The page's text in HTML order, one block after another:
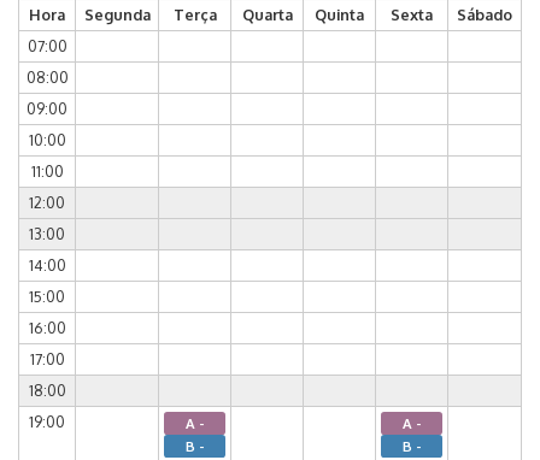
Hora Segunda Terça Quarta Quinta Sexta
Sábado
07:00
08:00
09:00
10:00
11:00
12:00
13:00
14:00
15:00
16:00
17:00
18:00
19:00
A -
B -
A -
B -